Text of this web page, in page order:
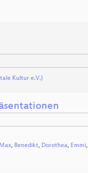
Kultur e.V.)
Max, Benedikt, Dorothea, Emmi,